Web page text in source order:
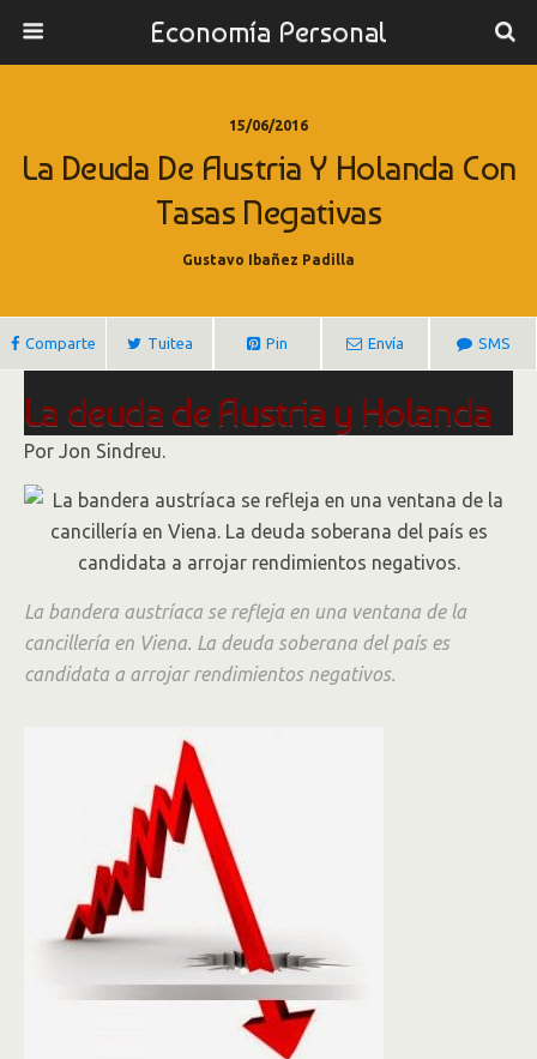
Economía Personal
15/06/2016
La Deuda De Austria Y Holanda Con
Tasas Negativas
Gustavo Ibañez Padilla
Comparte Tuitea Pin Envía SMS
La deuda de Austria y Holanda
seguiría a Alemania hacia
territorio negativo
Por Jon Sindreu.
La bandera austríaca se refleja en una ventana de la
cancillería en Viena. La deuda soberana del país es
candidata a arrojar rendimientos negativos.